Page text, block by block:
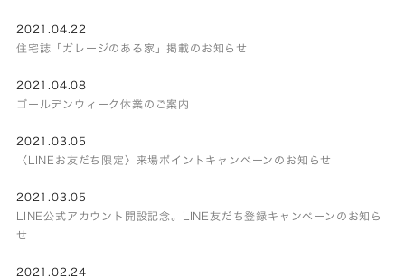
2021.04.22
住宅誌「ガレージのある家」掲載のお知らせ
2021.04.08
ゴールデンウィーク休業のご案内
2021.03.05
〈LINEお友だち限定〉来場ポイントキャンペーンのお知らせ
2021.03.05
LINE公式アカウント開設記念。LINE友だち登録キャンペーンのお知ら
せ
2021.02.24